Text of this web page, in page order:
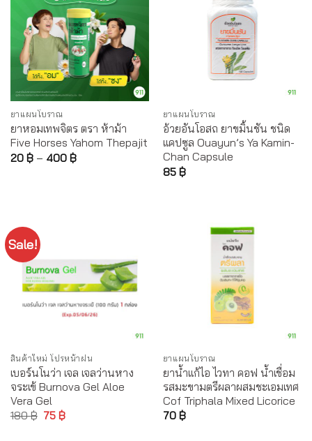
ยาแผนโบราณ
ยาหอมเทพจิตร ตรา ห้าม้า
Five Horses Yahom Thepajit
20 ฿– 400 ฿
ยาแผนโบราณ
อ้วยอันโอสถ ยาขมิ้นชัน ชนิด
แคปซูล Ouayun’s Ya Kamin-
Chan Capsule
85 ฿
Sale!
สินค้าใหม่ โปรหน้าฝน
เบอร์นโนว่า เจล เจลว่านหาง
จระเข้ Burnova Gel Aloe
Vera Gel
180฿ 75฿
ยาแผนโบราณ
ยาน้ำแก้ไอ ไวทา คอฟ น้ำเชื่อม
รสมะขามตรีผลาผสมชะเอมเทศ
Cof Triphala Mixed Licorice
70 ฿